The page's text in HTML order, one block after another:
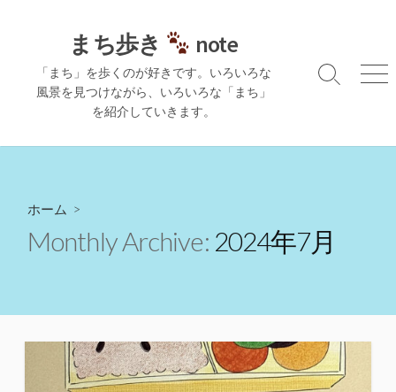
ス
まち歩き note
「まち」を歩くのが好きです。いろいろな
風景を見つけながら、いろいろな「まち」
を紹介していきます。
検
替
メ
ホーム >
Monthly Archive: 2024年7月